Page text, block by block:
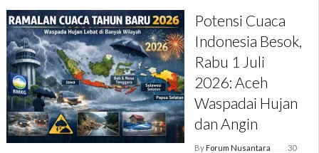
Potensi Cuaca
Indonesia Besok,
Rabu 1 Juli
2026: Aceh
Waspadai Hujan
dan Angin
ByForum Nusantara
30